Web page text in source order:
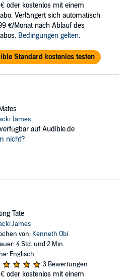
never had to choose between his
because Copper Creek was
be.
fate.
oder kostenlos mit einem
Verlängert sich automatisch
€/Monat nach Ablauf des
Bedingungen gelten.
Standard kostenlos testen
James
auf Audible.de
nicht?
Tate
James
von: Kenneth Obi
4 Std. und 2 Min.
Englisch
3 Bewertungen
oder kostenlos mit einem